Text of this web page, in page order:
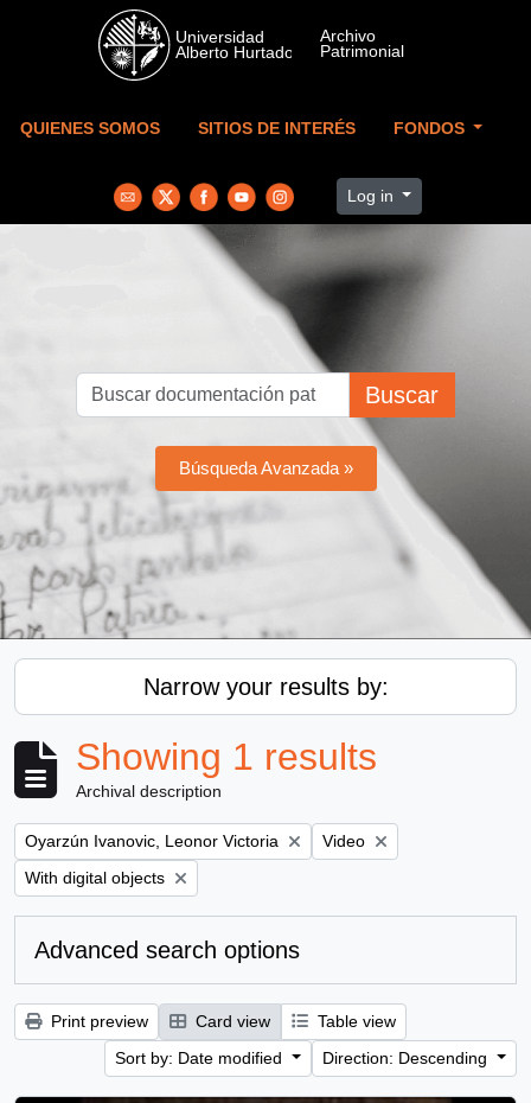
Skip to main content
QUIENES SOMOS SITIOS DE INTERÉS FONDOS
Log in
Buscar
Búsqueda Avanzada »
Narrow your results by:
Showing 1 results
Archival description
Remove filter:
Oyarzún Ivanovic, Leonor Victoria Remove filter:
Video
Remove filter:
With digital objects
Advanced search options
Print preview Card view
Table view
Sort by: Date modified
Direction: Descending